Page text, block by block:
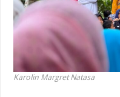
Karolin Margret Natasa